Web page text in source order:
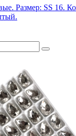
Размер: SS 16.